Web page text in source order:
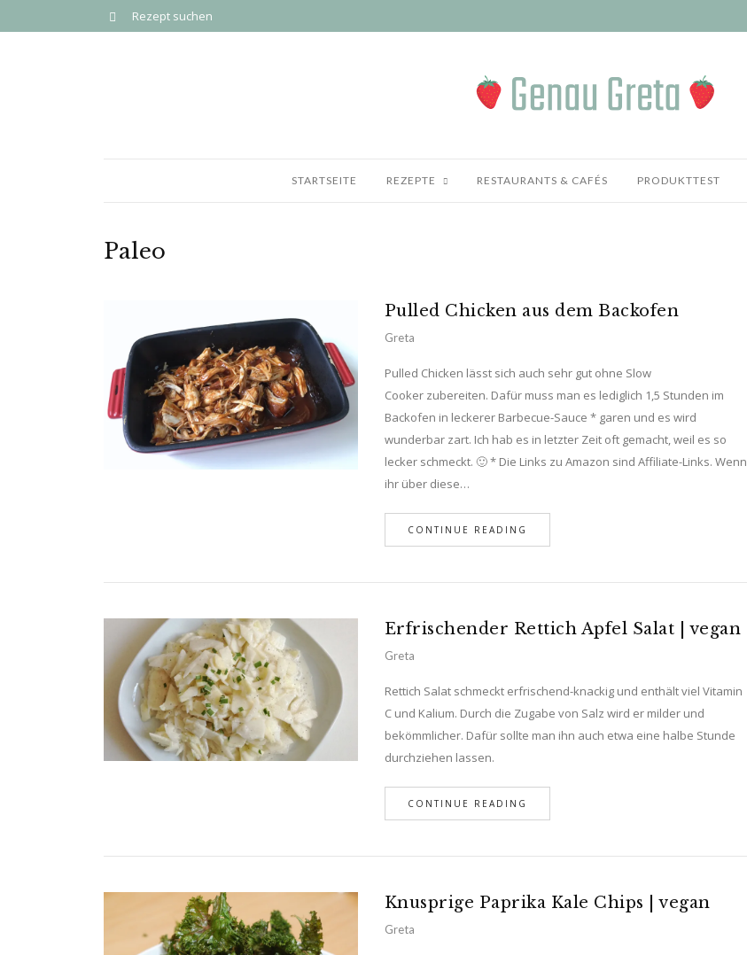
STARTSEITE REZEPTE RESTAURANTS & CAFÉS PRODUKTTEST
Paleo
Pulled Chicken aus dem Backofen
Greta
Pulled Chicken lässt sich auch sehr gut ohne Slow
Cooker zubereiten. Dafür muss man es lediglich 1,5 Stunden im
Backofen in leckerer Barbecue-Sauce * garen und es wird
wunderbar zart. Ich hab es in letzter Zeit oft gemacht, weil es so
lecker schmeckt. 🙂 * Die Links zu Amazon sind Affiliate-Links. Wenn
ihr über diese…
CONTINUE READING
Erfrischender Rettich Apfel Salat | vegan
Greta
Rettich Salat schmeckt erfrischend-knackig und enthält viel Vitamin
C und Kalium. Durch die Zugabe von Salz wird er milder und
bekömmlicher. Dafür sollte man ihn auch etwa eine halbe Stunde
durchziehen lassen.
CONTINUE READING
Knusprige Paprika Kale Chips | vegan
Greta